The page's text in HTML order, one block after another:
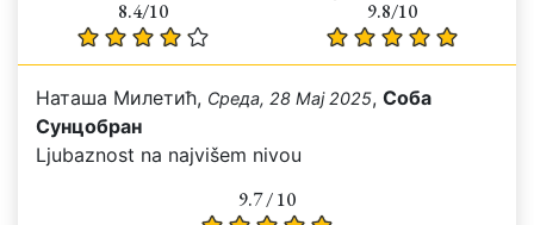
8.4/10
9.8/10
Наташа Милетић, Среда, 28 Мај 2025, Соба
Сунцобран
Ljubaznost na najvišem nivou
9.7 / 10